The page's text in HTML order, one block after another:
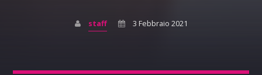
staff 3 Febbraio 2021